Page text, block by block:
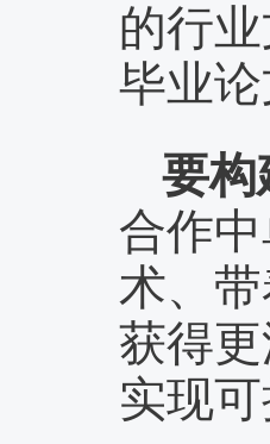
的行
毕业
要构
合作
术、
获得
实现